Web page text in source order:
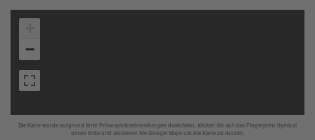
Die Karte wurde aufgrund Ihrer Privatsphäreeinstellungen deaktiviert, klicken Sie auf das Fingerprint Symbol
unten links und aktivieren Sie Google Maps um die Karte zu nutzen.
−